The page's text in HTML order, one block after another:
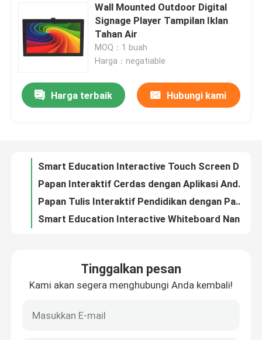
Produk
Tentang kami
Kontrol kualitas
Hubungi kami
Wall Mounted Outdoor Digital
Signage Player Tampilan Iklan
Tahan Air
MOQ：1 buah
Harga：negatiable
Harga terbaik Hubungi kami
Smart Education Interactive Touch Screen Digital Signage dengan OS Android 11.0/12.0 Built-in 13MP/48MP Camera Option
Papan Interaktif Cerdas dengan Aplikasi Android Panel Layar LED/LCD HDMI/USB/Bluetooth/Wi-Fi Konektivitas
Papan Tulis Interaktif Pendidikan dengan Panel Layar LED/LCD Android 11.0/12.0 OS 2x15W/20W Speaker
Tinggalkan pesan
Kami akan segera menghubungi Anda kembali!